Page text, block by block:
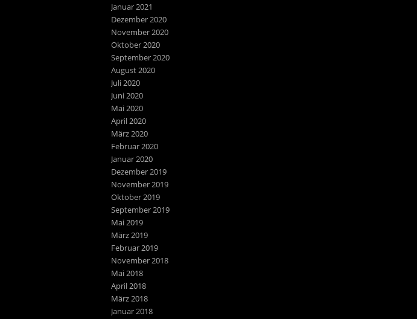
Januar 2021
Dezember 2020
November 2020
Oktober 2020
September 2020
August 2020
Juli 2020
Juni 2020
Mai 2020
April 2020
März 2020
Februar 2020
Januar 2020
Dezember 2019
November 2019
Oktober 2019
September 2019
Mai 2019
März 2019
Februar 2019
November 2018
Mai 2018
April 2018
März 2018
Januar 2018